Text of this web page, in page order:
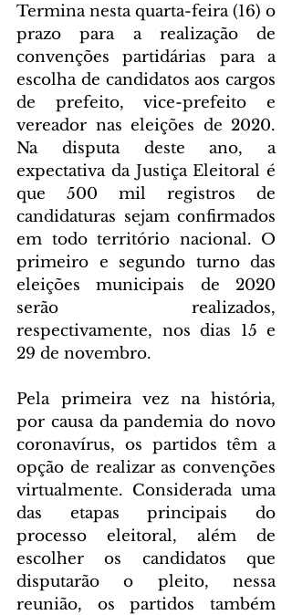
Termina nesta quarta-feira (16) o
prazo para a realização de
convenções partidárias para a
escolha de candidatos aos cargos
de prefeito, vice-prefeito e
vereador nas eleições de 2020.
Na disputa deste ano, a
expectativa da Justiça Eleitoral é
que 500 mil registros de
candidaturas sejam confirmados
em todo território nacional. O
primeiro e segundo turno das
eleições municipais de 2020
serão realizados,
respectivamente, nos dias 15 e
29 de novembro.
Pela primeira vez na história,
por causa da pandemia do novo
coronavírus, os partidos têm a
opção de realizar as convenções
virtualmente. Considerada uma
das etapas principais do
processo eleitoral, além de
escolher os candidatos que
disputarão o pleito, nessa
reunião, os partidos também